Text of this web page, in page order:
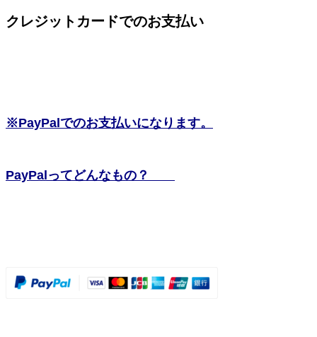
クレジットカードでのお支払い
※PayPalでのお支払いになります。
PayPalってどんなもの？